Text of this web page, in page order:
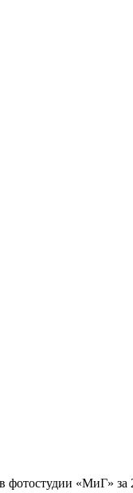
фотостудии «МиГ»